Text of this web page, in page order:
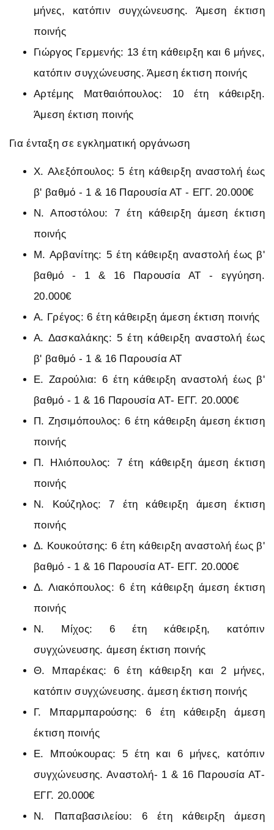
μήνες, κατόπιν συγχώνευσης. Άμεση έκτιση
ποινής
Γιώργος Γερμενής: 13 έτη κάθειρξη και 6 μήνες,
κατόπιν συγχώνευσης. Άμεση έκτιση ποινής
Αρτέμης Ματθαιόπουλος: 10 έτη κάθειρξη.
Άμεση έκτιση ποινής
Για ένταξη σε εγκληματική οργάνωση
Χ. Αλεξόπουλος: 5 έτη κάθειρξη αναστολή έως
β' βαθμό - 1 & 16 Παρουσία ΑΤ - ΕΓΓ. 20.000€
Ν. Αποστόλου: 7 έτη κάθειρξη άμεση έκτιση
ποινής
Μ. Αρβανίτης: 5 έτη κάθειρξη αναστολή έως β'
βαθμό - 1 & 16 Παρουσία ΑΤ - εγγύηση.
20.000€
Α. Γρέγος: 6 έτη κάθειρξη άμεση έκτιση ποινής
Α. Δασκαλάκης: 5 έτη κάθειρξη αναστολή έως
β' βαθμό - 1 & 16 Παρουσία ΑΤ
Ε. Ζαρούλια: 6 έτη κάθειρξη αναστολή έως β'
βαθμό - 1 & 16 Παρουσία ΑΤ- ΕΓΓ. 20.000€
Π. Ζησιμόπουλος: 6 έτη κάθειρξη άμεση έκτιση
ποινής
Π. Ηλιόπουλος: 7 έτη κάθειρξη άμεση έκτιση
ποινής
Ν. Κούζηλος: 7 έτη κάθειρξη άμεση έκτιση
ποινής
Δ. Κουκούτσης: 6 έτη κάθειρξη αναστολή έως β'
βαθμό - 1 & 16 Παρουσία ΑΤ- ΕΓΓ. 20.000€
Δ. Λιακόπουλος: 6 έτη κάθειρξη άμεση έκτιση
ποινής
Ν. Μίχος: 6 έτη κάθειρξη, κατόπιν
συγχώνευσης. άμεση έκτιση ποινής
Θ. Μπαρέκας: 6 έτη κάθειρξη και 2 μήνες,
κατόπιν συγχώνευσης. άμεση έκτιση ποινής
Γ. Μπαρμπαρούσης: 6 έτη κάθειρξη άμεση
έκτιση ποινής
Ε. Μπούκουρας: 5 έτη και 6 μήνες, κατόπιν
συγχώνευσης. Αναστολή- 1 & 16 Παρουσία ΑΤ-
ΕΓΓ. 20.000€
Ν. Παπαβασιλείου: 6 έτη κάθειρξη άμεση